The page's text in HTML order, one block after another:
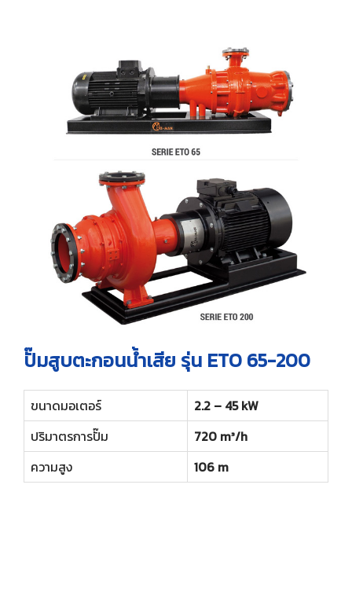
ปั๊มสูบตะกอนน้ำเสีย รุ่น ETO 65-200
ขนาดมอเตอร์
2.2 – 45 kW
ปริมาตรการปั๊ม
720 m³/h
ความสูง
106 m